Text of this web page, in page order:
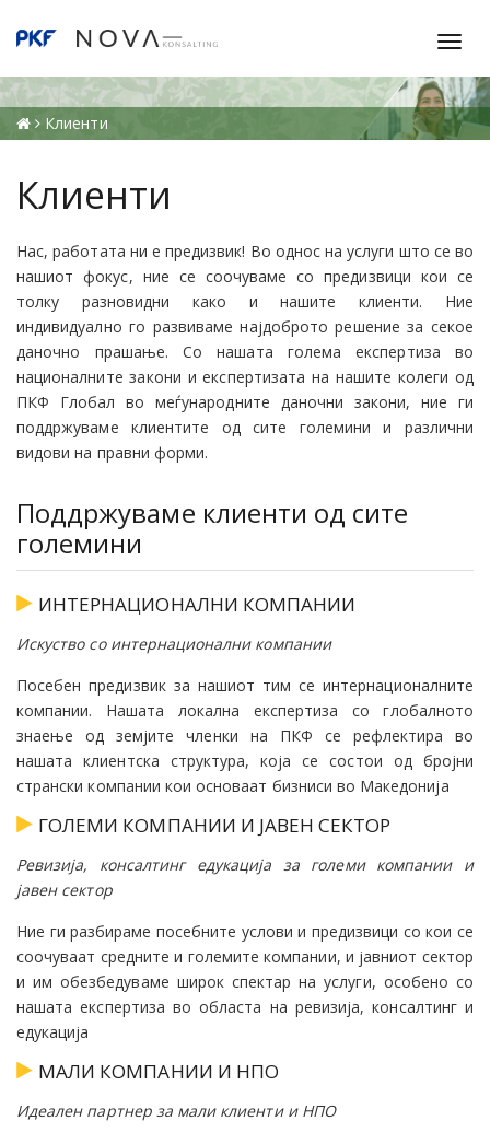
T
g
g
l
v
g
a
n
Клиенти
Клиенти
Нас, работата ни е предизвик! Во однос на услуги што се во
нашиот фокус, ние се соочуваме со предизвици кои се
толку разновидни како и нашите клиенти. Ние
индивидуално го развиваме најдоброто решение за секое
даночно прашање. Со нашата голема експертиза во
националните закони и експертизата на нашите колеги од
ПКФ Глобал во меѓународните даночни закони, ние ги
поддржуваме клиентите од сите големини и различни
видови на правни форми.
Поддржуваме клиенти од сите
големини
ИНТЕРНАЦИОНАЛНИ КОМПАНИИ
Искуство со интернационални компании
Посебен предизвик за нашиот тим се интернационалните
компании. Нашата локална експертиза со глобалното
знаење од земјите членки на ПКФ се рефлектира во
нашата клиентска структура, која се состои од бројни
странски компании кои основаат бизниси во Македонија
ГОЛЕМИ КОМПАНИИ И ЈАВЕН СЕКТОР
Ревизија, консалтинг едукација за големи компании и
јавен сектор
Ние ги разбираме посебните услови и предизвици со кои се
соочуваат средните и големите компании, и јавниот сектор
и им обезбедуваме широк спектар на услуги, особено со
нашата експертиза во областа на ревизија, консалтинг и
едукација
МАЛИ КОМПАНИИ И НПО
Идеален партнер за мали клиенти и НПО